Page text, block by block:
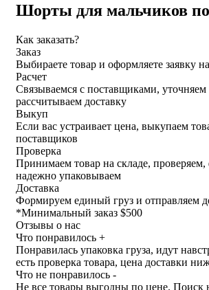
Шорты для мальчиков
Как заказать?
Заказ
Выбираете товар и оформляете заявку
Расчет
Связываемся с поставщиками, уточняем
рассчитываем доставку
Выкуп
Если вас устраивает цена, выкупаем
поставщиков
Проверка
Принимаем товар на складе,
надежно упаковываем
Доставка
Формируем единый груз и отправляем
*Минимальный заказ $500
Отзывы о нас
Что понравилось +
Понравилась упаковка груза, идут
есть проверка товара, цена доставки
Что не понравилось -
Не все товары выгодны по цене. Поиск